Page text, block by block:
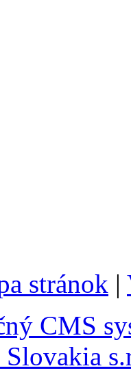
stránok |
CMS